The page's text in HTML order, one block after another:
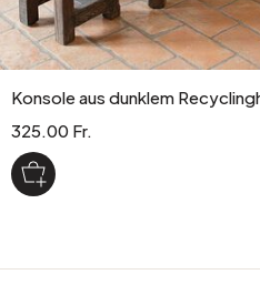
Konsole aus dunklem
325.00 Fr.